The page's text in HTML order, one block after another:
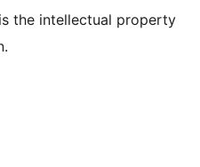
the intellectual property